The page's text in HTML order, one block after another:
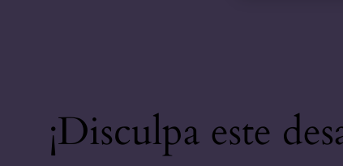
¡Disculpa este